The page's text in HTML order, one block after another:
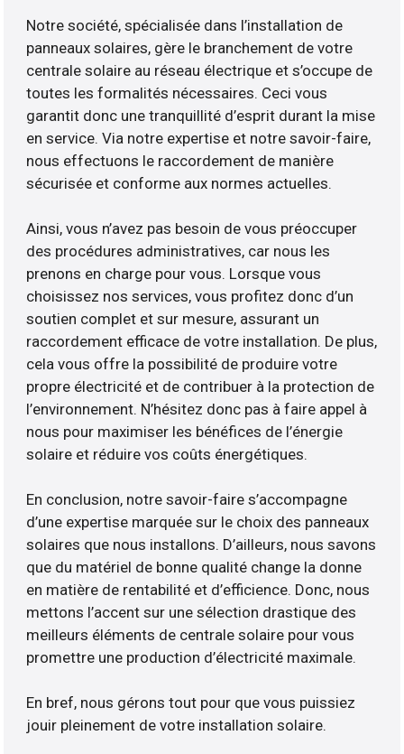
Notre société, spécialisée dans l’installation de
panneaux solaires, gère le branchement de votre
centrale solaire au réseau électrique et s’occupe de
toutes les formalités nécessaires. Ceci vous
garantit donc une tranquillité d’esprit durant la mise
en service. Via notre expertise et notre savoir-faire,
nous effectuons le raccordement de manière
sécurisée et conforme aux normes actuelles.
Ainsi, vous n’avez pas besoin de vous préoccuper
des procédures administratives, car nous les
prenons en charge pour vous. Lorsque vous
choisissez nos services, vous profitez donc d’un
soutien complet et sur mesure, assurant un
raccordement efficace de votre installation. De plus,
cela vous offre la possibilité de produire votre
propre électricité et de contribuer à la protection de
l’environnement. N’hésitez donc pas à faire appel à
nous pour maximiser les bénéfices de l’énergie
solaire et réduire vos coûts énergétiques.
En conclusion, notre savoir-faire s’accompagne
d’une expertise marquée sur le choix des panneaux
solaires que nous installons. D’ailleurs, nous savons
que du matériel de bonne qualité change la donne
en matière de rentabilité et d’efficience. Donc, nous
mettons l’accent sur une sélection drastique des
meilleurs éléments de centrale solaire pour vous
promettre une production d’électricité maximale.
En bref, nous gérons tout pour que vous puissiez
jouir pleinement de votre installation solaire.